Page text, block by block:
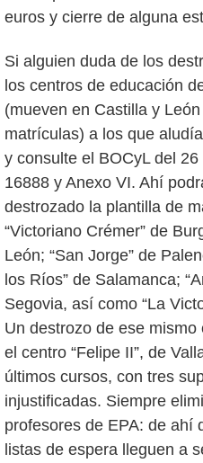
euros y cierre de alguna
Si alguien duda de los
los centros de educación
(mueven en Castilla y
matrículas) a los que
y consulte el BOCyL del
16888 y Anexo VI. Ahí
destrozado la plantilla de
“Victoriano Crémer” de
León; “San Jorge” de
los Ríos” de Salamanca;
Segovia, así como “La
Un destrozo de ese
el centro “Felipe II”, de
últimos cursos, con tres
injustificadas. Siempre
profesores de EPA: de ahí
listas de espera lleguen a